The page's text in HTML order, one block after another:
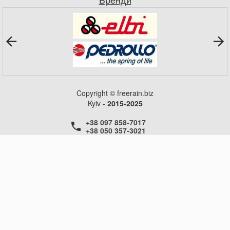
Copyright © freerain.biz
Kyiv - 2015-2025
+38 097 858-7017
+38 050 357-3021